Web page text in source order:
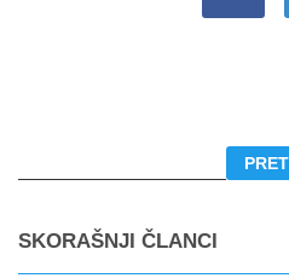
SKORAŠNJI ČLANCI